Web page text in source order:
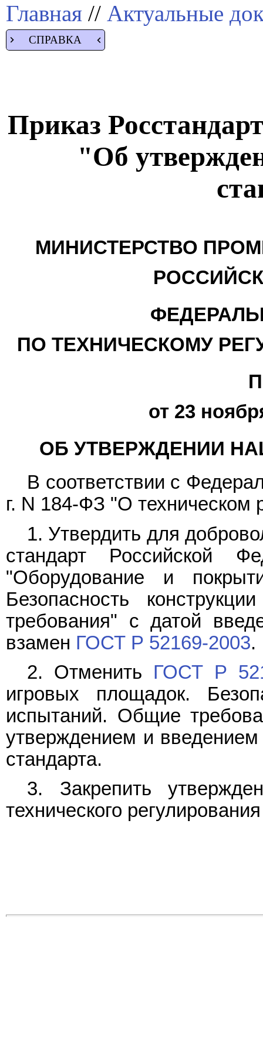
Главная // Актуальные
СПРАВКА
Приказ
"Об
МИНИСТЕРСТВО
ПО ТЕХНИЧЕСКОМУ
от 23
ОБ УТВЕРЖДЕНИИ
В соответствии с
г. N 184-ФЗ "О техническом
1. Утвердить для
стандарт Российской
"Оборудование и
Безопасность
требования" с датой
взамен ГОСТ Р 52169-2003.
2. Отменить ГОСТ Р
игровых площадок.
испытаний. Общие
утверждением и
стандарта.
3. Закрепить
технического